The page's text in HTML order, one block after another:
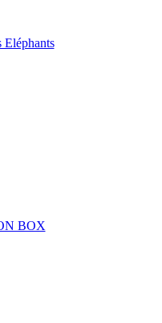
Eléphants
BOX